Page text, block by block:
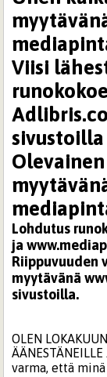
Viisi
sivustoilla
Lohdutus
ja
Riippuvuuden
myytävänä
sivustoilla.
OLEN
varma, että